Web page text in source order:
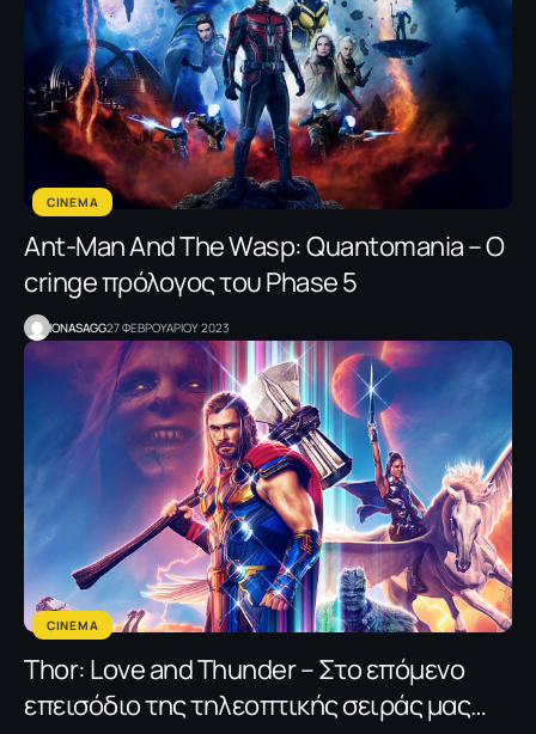
CINEMA
Ant-Man And The Wasp: Quantomania – O
cringe πρόλογος του Phase 5
IONASAGG27 ΦΕΒΡΟΥΑΡΙΟΥ 2023
CINEMA
Thor: Love and Thunder – Στο επόμενο
επεισόδιο της τηλεοπτικής σειράς μας…